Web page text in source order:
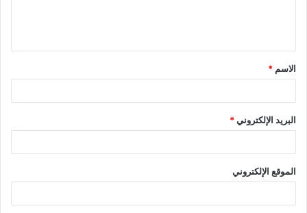
الاسم *
البريد الإلكتروني*
الموقع الإلكتروني